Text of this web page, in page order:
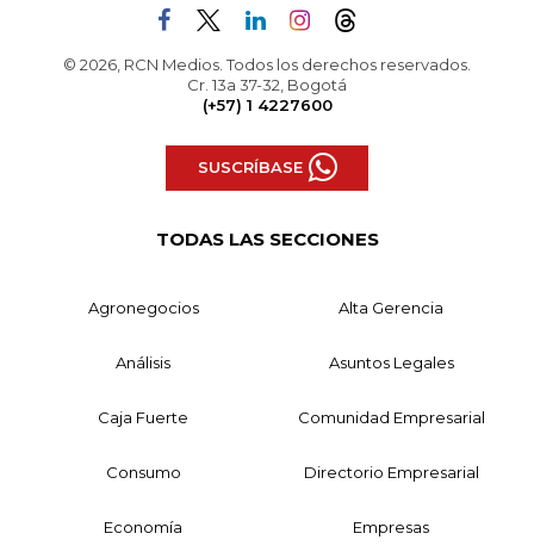
© 2026, RCN Medios. Todos los derechos reservados.
Cr. 13a 37-32, Bogotá
(+57) 1 4227600
SUSCRÍBASE
TODAS LAS SECCIONES
Agronegocios Alta Gerencia
Análisis Asuntos Legales
Caja Fuerte Comunidad Empresarial
Consumo Directorio Empresarial
Economía Empresas